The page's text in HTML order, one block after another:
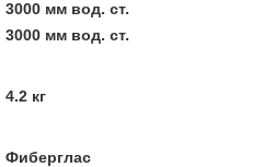
3000 мм вод. ст.
3000 мм вод. ст.
4.2 кг
Фиберглас